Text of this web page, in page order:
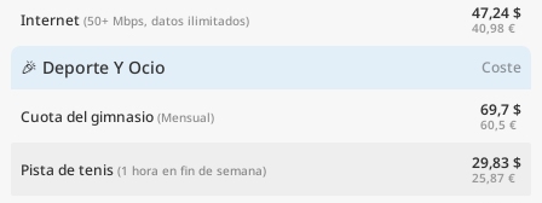
Internet (50+ Mbps, datos ilimitados) 47,24 $
40,98 €
🎉 Deporte Y Ocio Coste
Cuota del gimnasio (Mensual) 69,7 $
60,5 €
Pista de tenis (1 hora en fin de semana) 29,83 $
25,87 €